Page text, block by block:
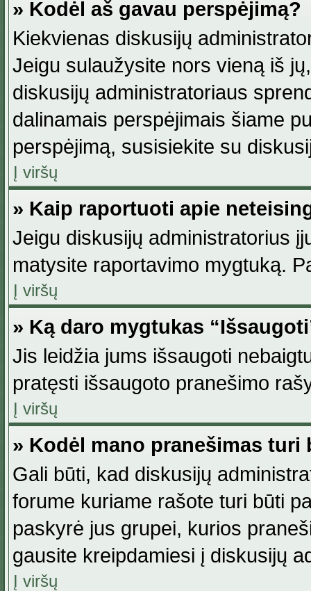
» Kodėl aš gavau perspėjimą?
Kiekvienas diskusijų
Jeigu sulaužysite nors vieną iš
diskusijų administratoriaus
dalinamais perspėjimais šiame
perspėjimą, susisiekite su
Į viršų
» Kaip raportuoti apie
Jeigu diskusijų administratorius
matysite raportavimo mygtuką.
Į viršų
» Ką daro mygtukas
Jis leidžia jums išsaugoti
pratęsti išsaugoto pranešimo
Į viršų
» Kodėl mano pranešimas
Gali būti, kad diskusijų
forume kuriame rašote turi būti
paskyrė jus grupei, kurios
gausite kreipdamiesi į diskusijų
Į viršų